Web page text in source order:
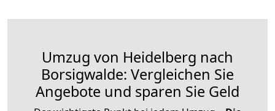
Umzug von Heidelberg nach
Borsigwalde: Vergleichen Sie
Angebote und sparen Sie Geld